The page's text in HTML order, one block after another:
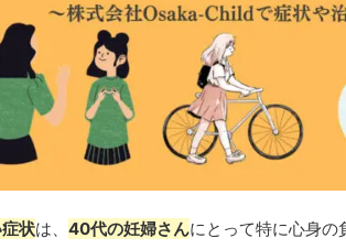
状は、 40代の妊婦さんにとって特に心身の